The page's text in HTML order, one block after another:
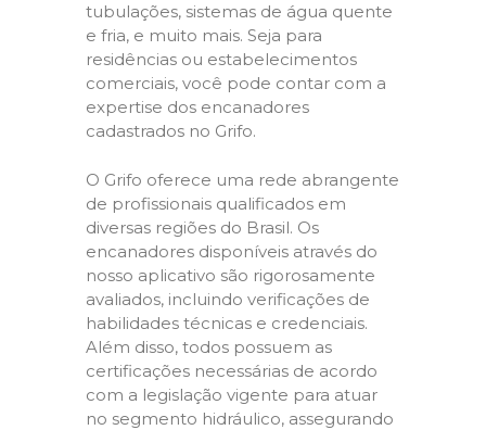
tubulações, sistemas de água quente
e fria, e muito mais. Seja para
residências ou estabelecimentos
comerciais, você pode contar com a
expertise dos encanadores
cadastrados no Grifo.
O Grifo oferece uma rede abrangente
de profissionais qualificados em
diversas regiões do Brasil. Os
encanadores disponíveis através do
nosso aplicativo são rigorosamente
avaliados, incluindo verificações de
habilidades técnicas e credenciais.
Além disso, todos possuem as
certificações necessárias de acordo
com a legislação vigente para atuar
no segmento hidráulico, assegurando